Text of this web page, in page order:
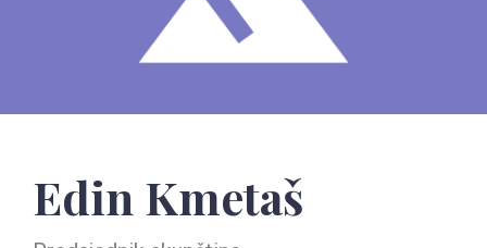
Edin Kmetaš